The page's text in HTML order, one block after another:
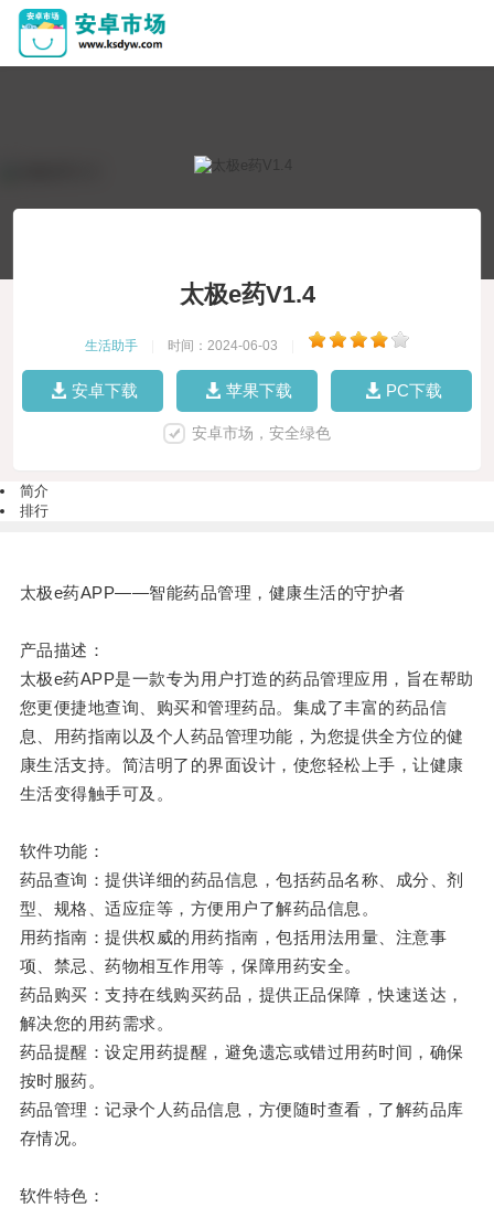
太极e药V1.4
生活助手 时间：2024-06-03
安卓下载 苹果下载 PC下载
安卓市场，安全绿色
简介
排行
太极e药APP——智能药品管理，健康生活的守护者
产品描述：
太极e药APP是一款专为用户打造的药品管理应用，旨在帮助
您更便捷地查询、购买和管理药品。集成了丰富的药品信
息、用药指南以及个人药品管理功能，为您提供全方位的健
康生活支持。简洁明了的界面设计，使您轻松上手，让健康
生活变得触手可及。
软件功能：
药品查询：提供详细的药品信息，包括药品名称、成分、剂
型、规格、适应症等，方便用户了解药品信息。
用药指南：提供权威的用药指南，包括用法用量、注意事
项、禁忌、药物相互作用等，保障用药安全。
药品购买：支持在线购买药品，提供正品保障，快速送达，
解决您的用药需求。
药品提醒：设定用药提醒，避免遗忘或错过用药时间，确保
按时服药。
药品管理：记录个人药品信息，方便随时查看，了解药品库
存情况。
软件特色：